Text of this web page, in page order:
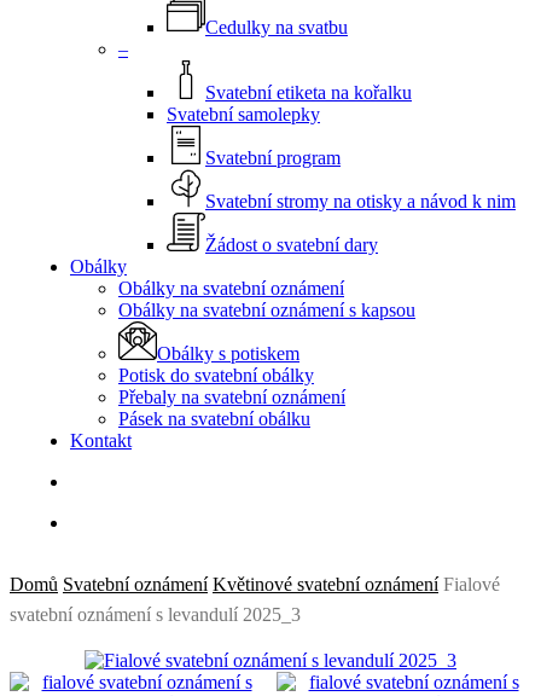
Cedulky na svatbu
–
Svatební etiketa na kořalku
Svatební samolepky
Svatební program
Svatební stromy na otisky a návod k nim
Žádost o svatební dary
Obálky
Obálky na svatební oznámení
Obálky na svatební oznámení s kapsou
Obálky s potiskem
Potisk do svatební obálky
Přebaly na svatební oznámení
Pásek na svatební obálku
Kontakt
Domů Svatební oznámení Květinové svatební oznámení Fialové
svatební oznámení s levandulí 2025_3